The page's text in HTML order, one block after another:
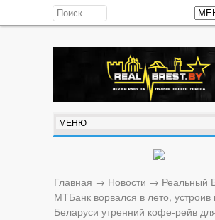
Главная → Новости → Реальный
МТБанк ворвался в лето,
Беларуси утренний кофе-рейв